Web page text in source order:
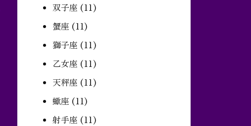
双子座 (11)
蟹座 (11)
獅子座 (11)
乙女座 (11)
天秤座 (11)
蠍座 (11)
射手座 (11)